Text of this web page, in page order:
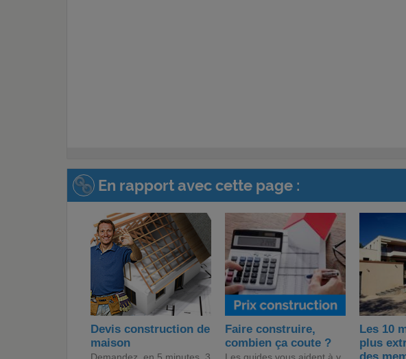
En rapport avec cette page :
Devis construction de
maison
Faire construire,
combien ça coute ?
Les 10
plus